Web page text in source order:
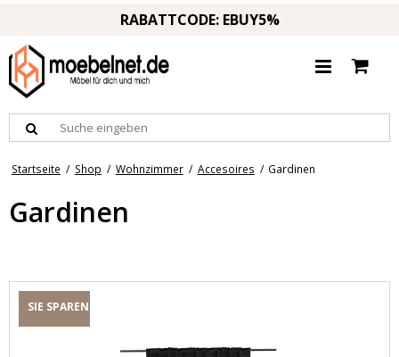
RABATTCODE: EBUY5%
Startseite / Shop / Wohnzimmer / Accesoires / Gardinen
Gardinen
SIE SPAREN